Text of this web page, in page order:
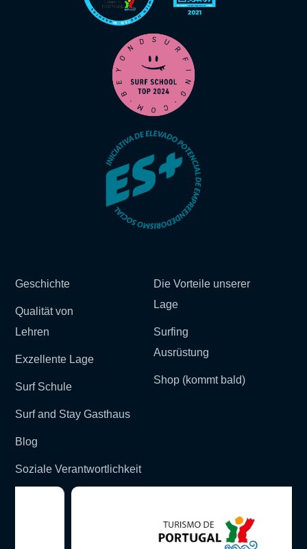
Geschichte
Qualität von
Lehren
Exzellente Lage
Surf Schule
Die Vorteile unserer
Lage
Surfing
Ausrüstung
Shop (kommt bald)
Surf and Stay Gasthaus
Blog
Soziale Verantwortlichkeit